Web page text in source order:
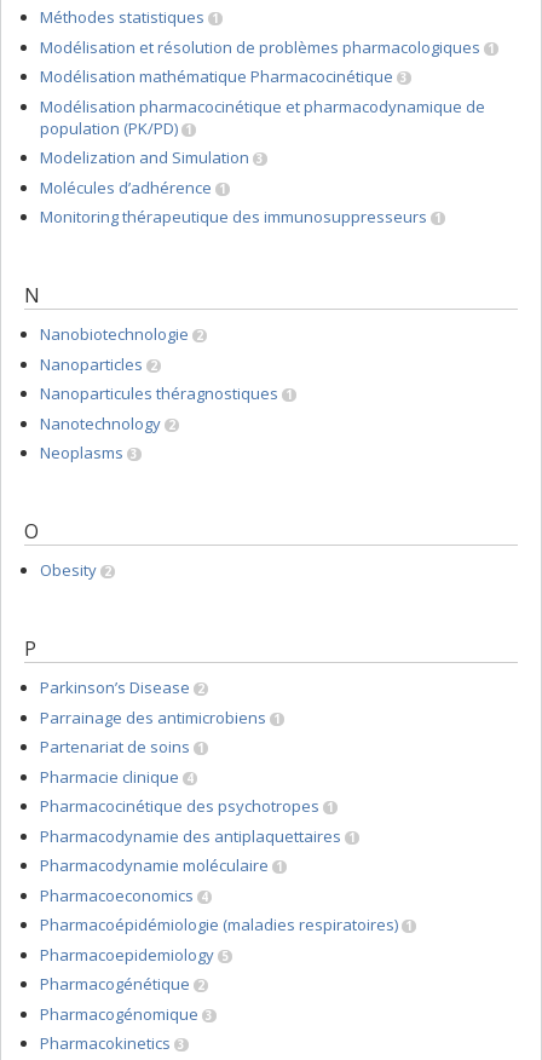
Méthodes statistiques 1
Modélisation et résolution de problèmes pharmacologiques 1
Modélisation mathématique Pharmacocinétique 3
Modélisation pharmacocinétique et pharmacodynamique de
population (PK/PD) 1
Modelization and Simulation 3
Molécules d’adhérence 1
Monitoring thérapeutique des immunosuppresseurs 1
N
Nanobiotechnologie 2
Nanoparticles 2
Nanoparticules théragnostiques 1
Nanotechnology 2
Neoplasms 3
O
Obesity 2
P
Parkinson’s Disease 2
Parrainage des antimicrobiens 1
Partenariat de soins 1
Pharmacie clinique 4
Pharmacocinétique des psychotropes 1
Pharmacodynamie des antiplaquettaires 1
Pharmacodynamie moléculaire 1
Pharmacoeconomics 4
Pharmacoépidémiologie (maladies respiratoires) 1
Pharmacoepidemiology 5
Pharmacogénétique 2
Pharmacogénomique 3
Pharmacokinetics 3